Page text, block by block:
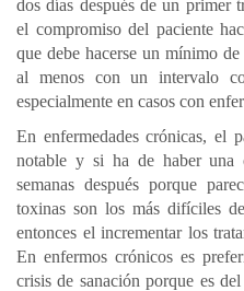
dos días después de un primer
el compromiso del paciente
que debe hacerse un mínimo
al menos con un intervalo
especialmente en casos con
En enfermedades crónicas, el
notable y si ha de haber una
semanas después porque
toxinas son los más difíciles
entonces el incrementar los
En enfermos crónicos es
crisis de sanación porque es